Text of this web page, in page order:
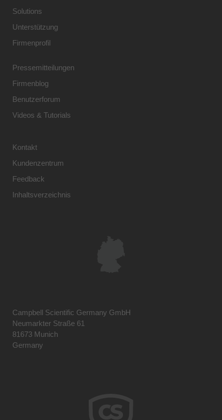
Solutions
Unterstützung
Firmenprofil
Pressemitteilungen
Firmenblog
Benutzerforum
Videos & Tutorials
Kontakt
Kundenzentrum
Feedback
Inhaltsverzeichnis
Campbell Scientific Germany GmbH
Neumarkter Straße 61
81673 Munich
Germany